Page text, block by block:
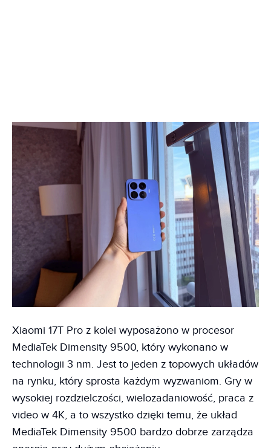
Xiaomi 17T Pro z kolei wyposażono w procesor
MediaTek Dimensity 9500, który wykonano w
technologii 3 nm. Jest to jeden z topowych układów
na rynku, który sprosta każdym wyzwaniom. Gry w
wysokiej rozdzielczości, wielozadaniowość, praca z
video w 4K, a to wszystko dzięki temu, że układ
MediaTek Dimensity 9500 bardzo dobrze zarządza